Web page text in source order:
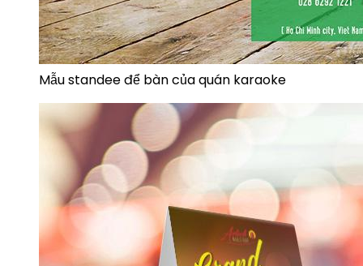
Mẫu standee để bàn của quán karaoke